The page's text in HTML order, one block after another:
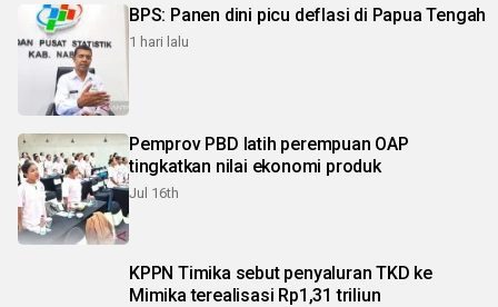
BPS: Panen dini picu deflasi di Papua Tengah
1 hari lalu
Pemprov PBD latih perempuan OAP
tingkatkan nilai ekonomi produk
Jul 16th
KPPN Timika sebut penyaluran TKD ke
Mimika terealisasi Rp1,31 triliun